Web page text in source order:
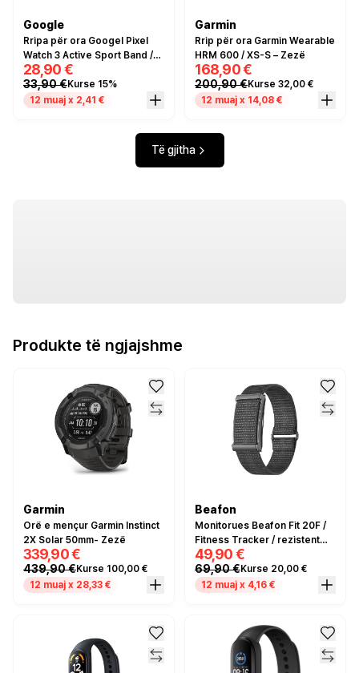
Google
Rripa për ora Googel Pixel
Watch 3 Active Sport Band /
41mm / L - Gjelbër e hapur
28,90 €
33,90 €Kurse 15%
12 muaj x 2,41 €
Garmin
Rrip për ora Garmin Wearable
HRM 600 / XS-S – Zezë
168,90 €
200,90 €Kurse 32,00 €
12 muaj x 14,08 €
Të gjitha
Produkte të ngjajshme
Garmin
Orë e mençur Garmin Instinct
2X Solar 50mm- Zezë
339,90 €
439,90 €Kurse 100,00 €
12 muaj x 28,33 €
Beafon
Monitorues Beafon Fit 20F /
Fitness Tracker / rezistent
ndaj ujit IP68 / Bluetooth /
Monitorim (SpO₂) – Zezë
49,90 €
69,90 €Kurse 20,00 €
12 muaj x 4,16 €